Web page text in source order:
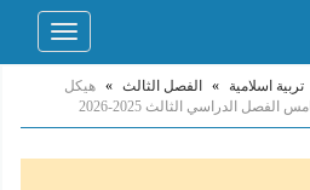
Toggle
تربية اسلامية » الفصل الثالث » هيكل
الدراسي الثالث 2025-2026